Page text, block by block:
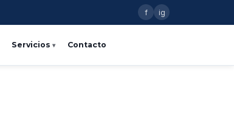
f ig
Servicios Contacto